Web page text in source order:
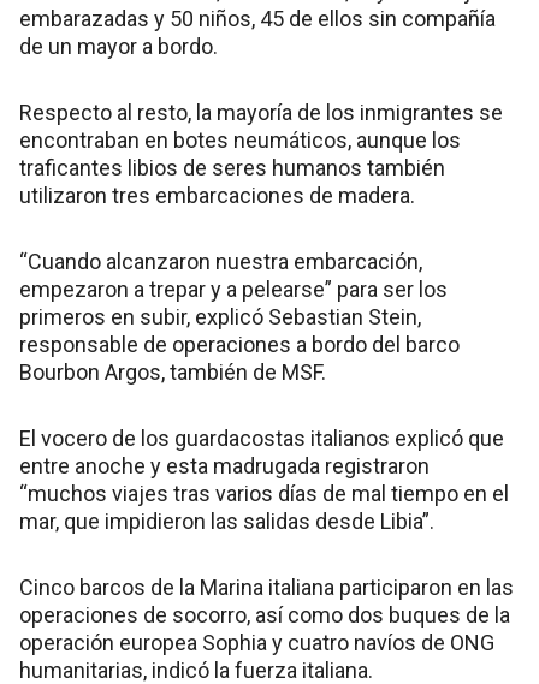
embarazadas y 50 niños, 45 de ellos sin compañía
de un mayor a bordo.
Respecto al resto, la mayoría de los inmigrantes se
encontraban en botes neumáticos, aunque los
traficantes libios de seres humanos también
utilizaron tres embarcaciones de madera.
“Cuando alcanzaron nuestra embarcación,
empezaron a trepar y a pelearse” para ser los
primeros en subir, explicó Sebastian Stein,
responsable de operaciones a bordo del barco
Bourbon Argos, también de MSF.
El vocero de los guardacostas italianos explicó que
entre anoche y esta madrugada registraron
“muchos viajes tras varios días de mal tiempo en el
mar, que impidieron las salidas desde Libia”.
Cinco barcos de la Marina italiana participaron en las
operaciones de socorro, así como dos buques de la
operación europea Sophia y cuatro navíos de ONG
humanitarias, indicó la fuerza italiana.